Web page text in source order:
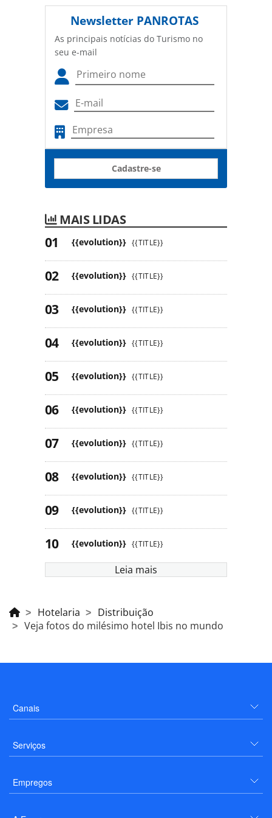
Newsletter PANROTAS
As principais notícias do Turismo no
seu e-mail
Cadastre-se
MAIS LIDAS
{{evolution}} {{TITLE}}
{{evolution}} {{TITLE}}
{{evolution}} {{TITLE}}
{{evolution}} {{TITLE}}
{{evolution}} {{TITLE}}
{{evolution}} {{TITLE}}
{{evolution}} {{TITLE}}
{{evolution}} {{TITLE}}
{{evolution}} {{TITLE}}
{{evolution}} {{TITLE}}
Leia mais
Hotelaria
Distribuição
Veja fotos do milésimo hotel Ibis no mundo
Canais
Serviços
Empregos